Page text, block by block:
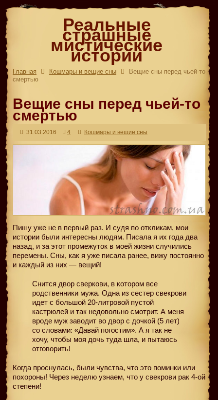
Реальные
страшные
мистические
истории
Главная Кошмары и вещие сны
Вещие сны перед чьей-то
смертью
Вещие сны перед чьей-то
смертью
31.03.2016 4 Кошмары и вещие сны
Пишу уже не в первый раз. И судя по откликам, мои
истории были интересны людям. Писала я их года два
назад, и за этот промежуток в моей жизни случились
перемены. Сны, как я уже писала ранее, вижу постоянно
и каждый из них — вещий!
Снится двор сверкови, в котором все
родственники мужа. Одна из сестер свекрови
идет с большой 20-литровой пустой
кастрюлей и так недовольно смотрит. А меня
вроде муж заводит во двор с дочкой (5 лет)
со словами: «Давай погостим». А я так не
хочу, чтобы моя дочь туда шла, и пытаюсь
отговорить!
Когда проснулась, были чувства, что это поминки или
похороны! Через неделю узнаем, что у свекрови рак 4-ой
степени!